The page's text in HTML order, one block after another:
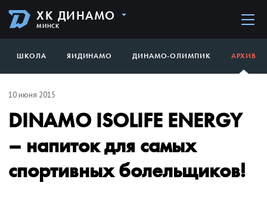
ХК ДИНАМО
МИНСК
ШКОЛА ЯИДИНАМО ДИНАМО-ОЛИМПИК АРХИВ
10 июня 2015
DINAMO ISOLIFE ENERGY
– напиток для самых
спортивных болельщиков!